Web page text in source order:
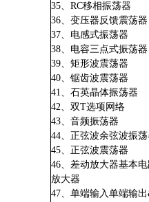
35、RC移相振荡器
36、变压器反馈震荡器
37、电感式振荡器
38、电容三点式振荡器
39、矩形波震荡器
40、锯齿波震荡器
41、石英晶体振荡器
42、双T选项网络
43、音频振荡器
44、正弦波余弦波振
45、正弦波震荡器
46、差动放大器基本
放大器
47、单端输入单端输